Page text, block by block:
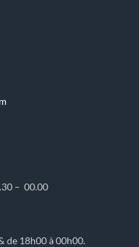
– 00.00
de 18h00 à 00h00.